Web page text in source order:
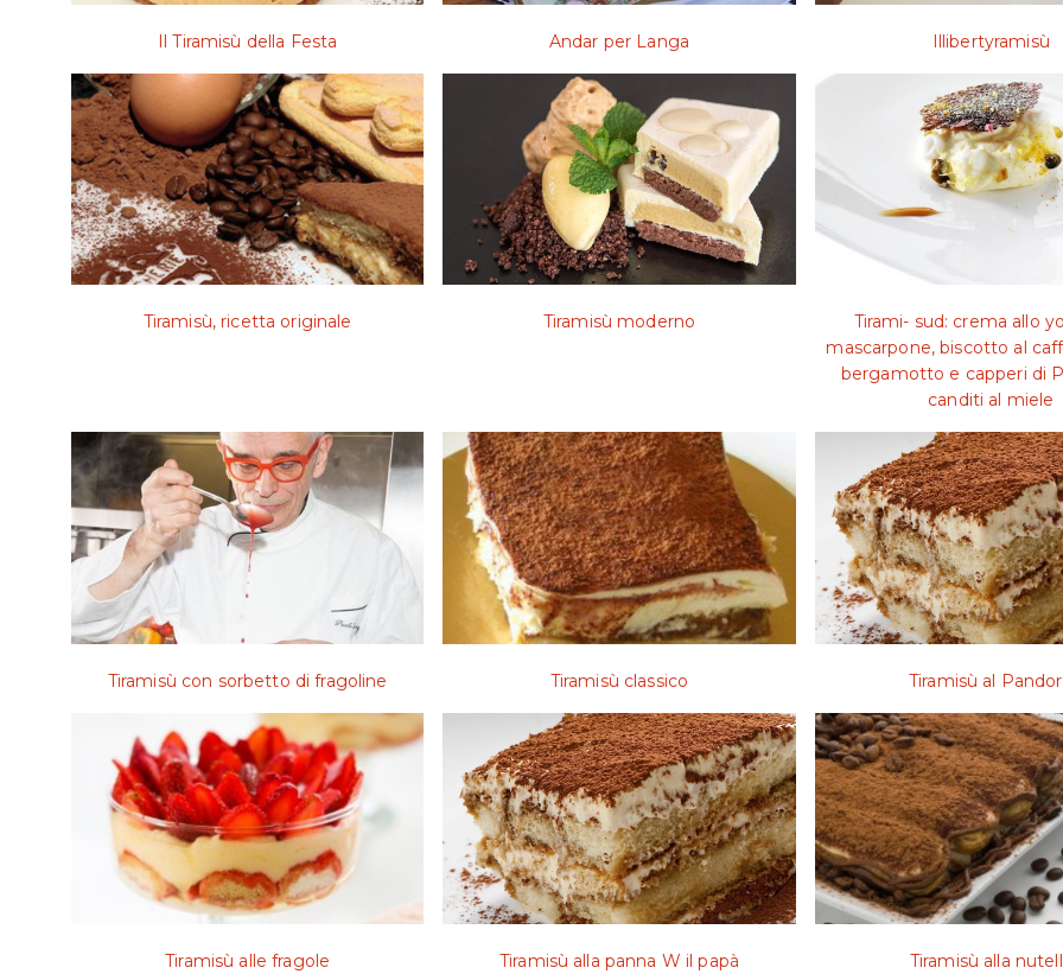
Il Tiramisù della Festa Andar per Langa Illibertyramisù
Tiramisù, ricetta originale Tiramisù moderno
Tirami- sud: crema allo
mascarpone, biscotto al
bergamotto e capperi di
canditi al miele
Tiramisù con sorbetto di fragoline Tiramisù classico Tiramisù al
Tiramisù alle fragole Tiramisù alla panna W il papà Tiramisù alla